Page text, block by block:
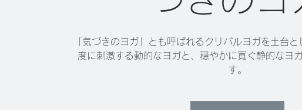
「気づきのヨガ」とも呼ばれるクリパルヨガを土台
度に刺激する動的なヨガと、穏やかに寛ぐ静的なヨ
す。